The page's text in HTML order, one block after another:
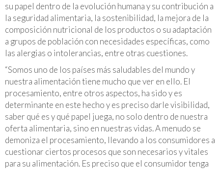
su papel dentro de la evolución humana y su contribución a
la seguridad alimentaria, la sostenibilidad, la mejora de la
composición nutricional de los productos o su adaptación
a grupos de población con necesidades específicas, como
las alergias o intolerancias, entre otras cuestiones.
“Somos uno de los países más saludables del mundo y
nuestra alimentación tiene mucho que ver en ello. El
procesamiento, entre otros aspectos, ha sido y es
determinante en este hecho y es preciso darle visibilidad,
saber qué es y qué papel juega, no solo dentro de nuestra
oferta alimentaria, sino en nuestras vidas. A menudo se
demoniza el procesamiento, llevando a los consumidores a
cuestionar ciertos procesos que son necesarios y vitales
para su alimentación. Es preciso que el consumidor tenga